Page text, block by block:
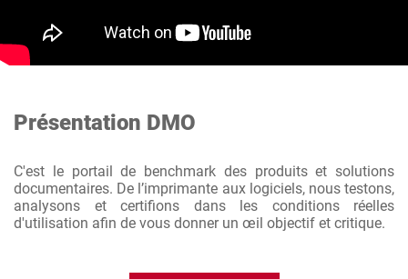
Présentation DMO
C'est le portail de benchmark des produits et solutions
documentaires. De l’imprimante aux logiciels, nous testons,
analysons et certifions dans les conditions réelles
d'utilisation afin de vous donner un œil objectif et critique.